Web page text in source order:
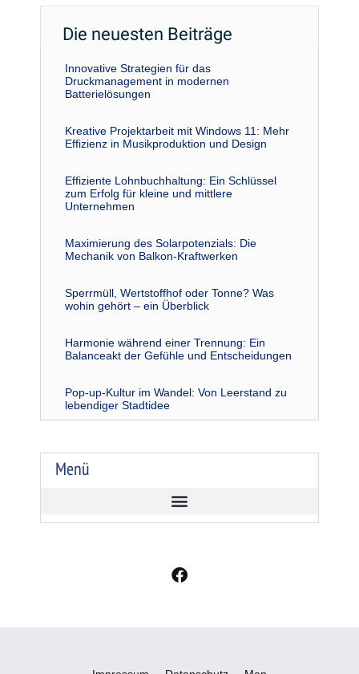
Die neuesten Beiträge
Innovative Strategien für das
Druckmanagement in modernen
Batterielösungen
Kreative Projektarbeit mit Windows 11: Mehr
Effizienz in Musikproduktion und Design
Effiziente Lohnbuchhaltung: Ein Schlüssel
zum Erfolg für kleine und mittlere
Unternehmen
Maximierung des Solarpotenzials: Die
Mechanik von Balkon-Kraftwerken
Sperrmüll, Wertstoffhof oder Tonne? Was
wohin gehört – ein Überblick
Harmonie während einer Trennung: Ein
Balanceakt der Gefühle und Entscheidungen
Pop-up-Kultur im Wandel: Von Leerstand zu
lebendiger Stadtidee
Menü
F
a
o